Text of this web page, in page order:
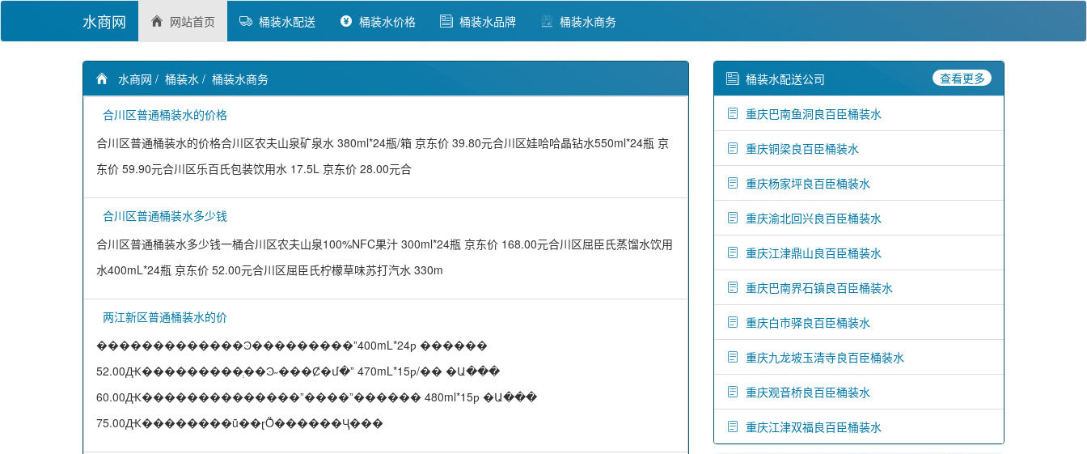
水商网 网站首页 桶装水配送 桶装水价格 桶装水品牌 桶装水商务
水商网 / 桶装水 / 桶装水商务
合川区普通桶装水的价格
合川区普通桶装水的价格合川区农夫山泉矿泉水 380ml*24瓶/箱 京东价 39.80元合川区娃哈哈晶钻水550ml*24瓶 京
东价 59.90元合川区乐百氏包装饮用水 17.5L 京东价 28.00元合
合川区普通桶装水多少钱
合川区普通桶装水多少钱一桶合川区农夫山泉100%NFC果汁 300ml*24瓶 京东价 168.00元合川区屈臣氏蒸馏水饮用
水400mL*24瓶 京东价 52.00元合川区屈臣氏柠檬草味苏打汽水 330m
两江新区普通桶装水的价
�������������Ͽ���������ˮ400mL*24ƿ ������
52.00Ԫ���������ְ��Ͽ˶���Ȼ�մ�ˮ 470mL*15ƿ/�� �Ա���
60.00Ԫ��������������ˮ����ˮ������ 480ml*15ƿ �Ա���
75.00Ԫ��������ũ��ɽȪ������Ҷ���
桶装水配送公司 查看更多
重庆巴南鱼洞良百臣桶装水
重庆铜梁良百臣桶装水
重庆杨家坪良百臣桶装水
重庆渝北回兴良百臣桶装水
重庆江津鼎山良百臣桶装水
重庆巴南界石镇良百臣桶装水
重庆白市驿良百臣桶装水
重庆九龙坡玉清寺良百臣桶装水
重庆观音桥良百臣桶装水
重庆江津双福良百臣桶装水